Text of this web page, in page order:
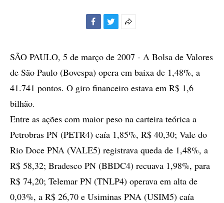
compartilhamento
SÃO PAULO, 5 de março de 2007 - A Bolsa de Valores
de São Paulo (Bovespa) opera em baixa de 1,48%, a
41.741 pontos. O giro financeiro estava em R$ 1,6
bilhão.
Entre as ações com maior peso na carteira teórica a
Petrobras PN (PETR4) caía 1,85%, R$ 40,30; Vale do
Rio Doce PNA (VALE5) registrava queda de 1,48%, a
R$ 58,32; Bradesco PN (BBDC4) recuava 1,98%, para
R$ 74,20; Telemar PN (TNLP4) operava em alta de
0,03%, a R$ 26,70 e Usiminas PNA (USIM5) caía